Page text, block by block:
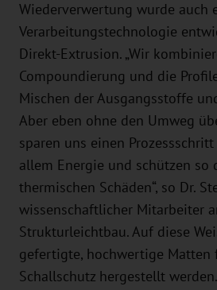
Wiederverwertung wurde auch
Verarbeitungstechnologie
Direkt-Extrusion. „Wir
Compoundierung und die
Mischen der Ausgangsstoffe
Aber eben ohne den Umweg
sparen uns einen
allem Energie und schützen so
thermischen Schäden“, so Dr.
wissenschaftlicher Mitarbeiter
Strukturleichtbau. Auf diese
gefertigte, hochwertige Matten
Schallschutz hergestellt